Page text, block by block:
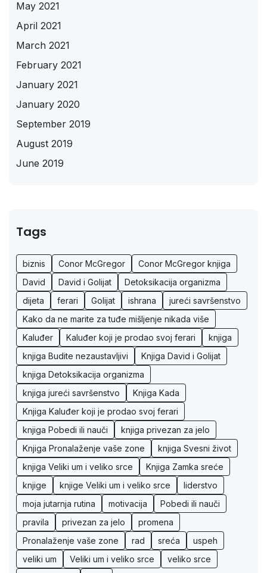
May 2021
April 2021
March 2021
February 2021
January 2021
January 2020
September 2019
August 2019
June 2019
Tags
biznis Conor McGregor
Conor McGregor knjiga
David
David i Golijat
Detoksikacija organizma
dijeta
ferari Golijat ishrana
jureći savršenstvo
Kako da ne marite za tuđe mišljenje nikada više
Kaluđer
Kaluđer koji je prodao svoj ferari
knjiga
knjiga Budite nezaustavljivi
Knjiga David i Golijat
knjiga Detoksikacija organizma
knjiga jureći savršenstvo
Knjiga Kada
Knjiga Kaluđer koji je prodao svoj ferari
knjiga Pobedi ili nauči
knjiga privezan za jelo
Knjiga Pronalaženje vaše zone
knjiga Svesni život
knjiga Veliki um i veliko srce
Knjiga Zamka sreće
knjige
knjige Veliki um i veliko srce
liderstvo
moja jutarnja rutina
motivacija
Pobedi ili nauči
pravila
privezan za jelo
promena
Pronalaženje vaše zone
rad sreća
uspeh
veliki um
Veliki um i veliko srce
veliko srce